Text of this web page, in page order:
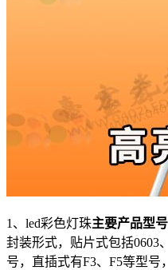
1、led彩色灯珠主要产品型号
封装形式，贴片式包括0603
号，直插式有F3、F5等型